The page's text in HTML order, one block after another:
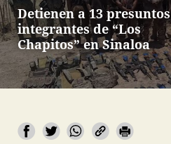
Detienen a 13 presuntos
integrantes de “Los
Chapitos” en Sinaloa